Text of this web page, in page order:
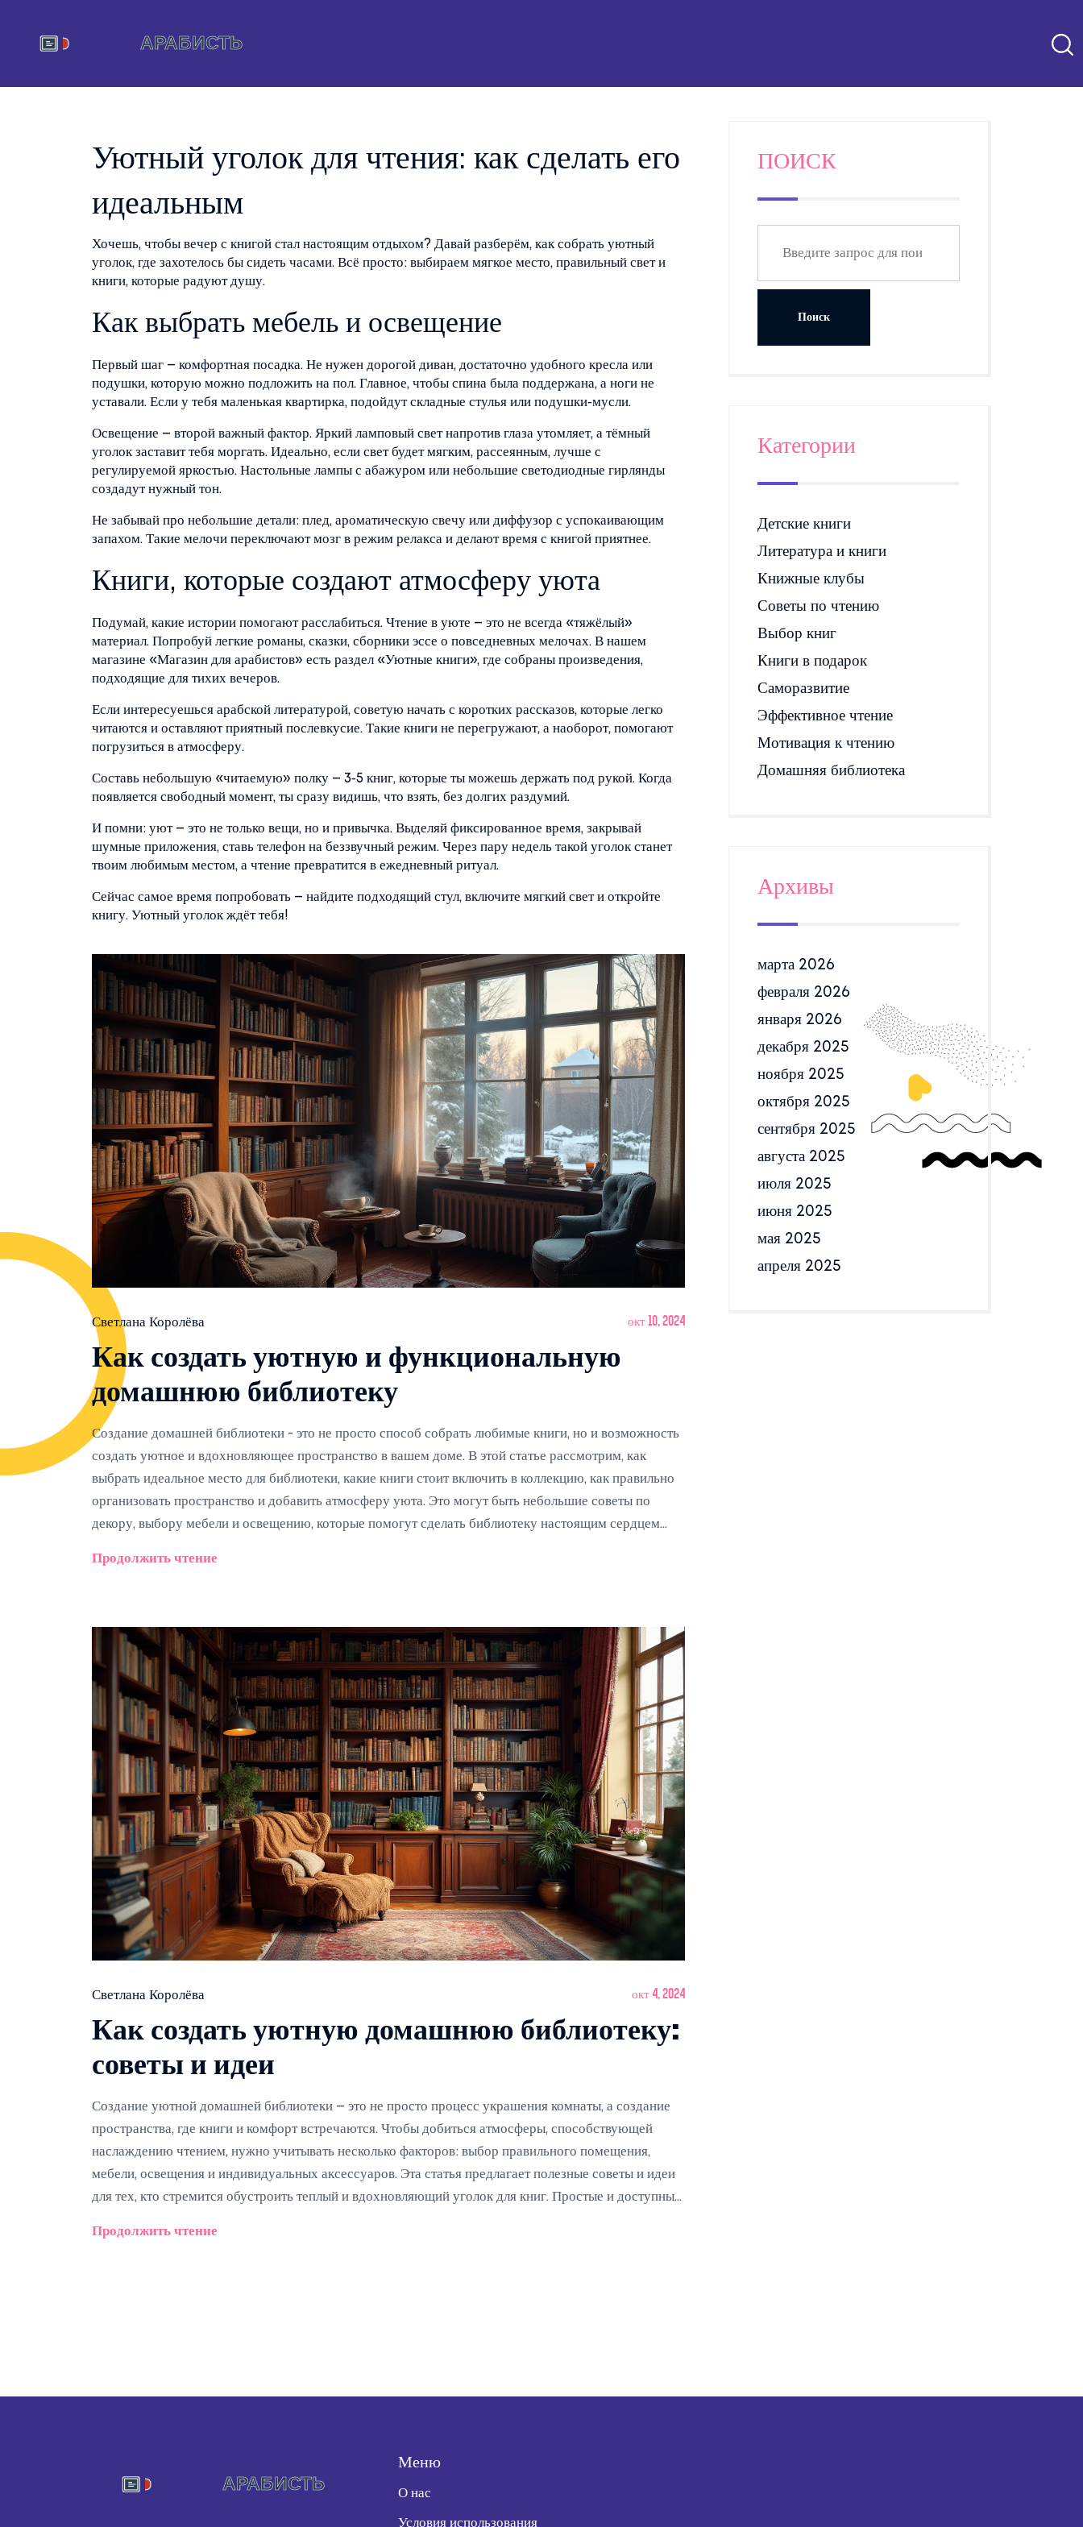
Уютный уголок для чтения: как сделать его
идеальным
Хочешь, чтобы вечер с книгой стал настоящим отдыхом? Давай разберём, как собрать уютный
уголок, где захотелось бы сидеть часами. Всё просто: выбираем мягкое место, правильный свет и
книги, которые радуют душу.
Как выбрать мебель и освещение
Первый шаг – комфортная посадка. Не нужен дорогой диван, достаточно удобного кресла или
подушки, которую можно подложить на пол. Главное, чтобы спина была поддержана, а ноги не
уставали. Если у тебя маленькая квартирка, подойдут складные стулья или подушки‑мусли.
Освещение – второй важный фактор. Яркий ламповый свет напротив глаза утомляет, а тёмный
уголок заставит тебя моргать. Идеально, если свет будет мягким, рассеянным, лучше с
регулируемой яркостью. Настольные лампы с абажуром или небольшие светодиодные гирлянды
создадут нужный тон.
Не забывай про небольшие детали: плед, ароматическую свечу или диффузор с успокаивающим
запахом. Такие мелочи переключают мозг в режим релакса и делают время с книгой приятнее.
Книги, которые создают атмосферу уюта
Подумай, какие истории помогают расслабиться. Чтение в уюте – это не всегда «тяжёлый»
материал. Попробуй легкие романы, сказки, сборники эссе о повседневных мелочах. В нашем
магазине «Магазин для арабистов» есть раздел «Уютные книги», где собраны произведения,
подходящие для тихих вечеров.
Если интересуешься арабской литературой, советую начать с коротких рассказов, которые легко
читаются и оставляют приятный послевкусие. Такие книги не перегружают, а наоборот, помогают
погрузиться в атмосферу.
Составь небольшую «читаемую» полку – 3‑5 книг, которые ты можешь держать под рукой. Когда
появляется свободный момент, ты сразу видишь, что взять, без долгих раздумий.
И помни: уют – это не только вещи, но и привычка. Выделяй фиксированное время, закрывай
шумные приложения, ставь телефон на беззвучный режим. Через пару недель такой уголок станет
твоим любимым местом, а чтение превратится в ежедневный ритуал.
Сейчас самое время попробовать – найдите подходящий стул, включите мягкий свет и откройте
книгу. Уютный уголок ждёт тебя!
Светлана Королёва окт 10, 2024
Как создать уютную и функциональную
домашнюю библиотеку
Создание домашней библиотеки - это не просто способ собрать любимые книги, но и возможность
создать уютное и вдохновляющее пространство в вашем доме. В этой статье рассмотрим, как
выбрать идеальное место для библиотеки, какие книги стоит включить в коллекцию, как правильно
организовать пространство и добавить атмосферу уюта. Это могут быть небольшие советы по
декору, выбору мебели и освещению, которые помогут сделать библиотеку настоящим сердцем
Продолжить чтение
Светлана Королёва окт 4, 2024
Как создать уютную домашнюю библиотеку:
советы и идеи
Создание уютной домашней библиотеки – это не просто процесс украшения комнаты, а создание
пространства, где книги и комфорт встречаются. Чтобы добиться атмосферы, способствующей
наслаждению чтением, нужно учитывать несколько факторов: выбор правильного помещения,
мебели, освещения и индивидуальных аксессуаров. Эта статья предлагает полезные советы и идеи
для тех, кто стремится обустроить теплый и вдохновляющий уголок для книг. Простые и доступные
вашему внутреннему дизайнеру создать атмосферу, идеальную для чтения.
Продолжить чтение
ПОИСК
Категории
Детские книги
Литература и книги
Книжные клубы
Советы по чтению
Выбор книг
Книги в подарок
Саморазвитие
Эффективное чтение
Мотивация к чтению
Домашняя библиотека
Архивы
марта 2026
февраля 2026
января 2026
декабря 2025
ноября 2025
октября 2025
сентября 2025
августа 2025
июля 2025
июня 2025
мая 2025
апреля 2025
Меню
О нас
Условия использования